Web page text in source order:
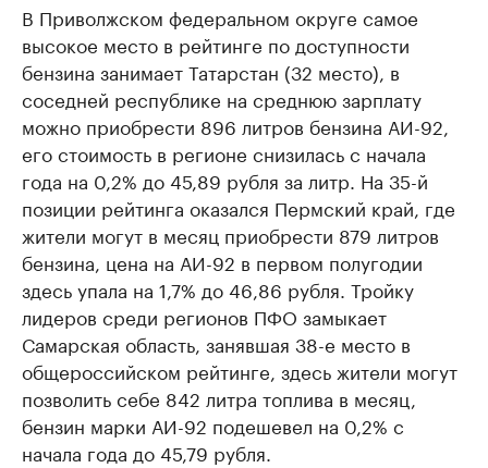
В Приволжском федеральном округе самое
высокое место в рейтинге по доступности
бензина занимает Татарстан (32 место), в
соседней республике на среднюю зарплату
можно приобрести 896 литров бензина АИ-92,
его стоимость в регионе снизилась с начала
года на 0,2% до 45,89 рубля за литр. На 35-й
позиции рейтинга оказался Пермский край, где
жители могут в месяц приобрести 879 литров
бензина, цена на АИ-92 в первом полугодии
здесь упала на 1,7% до 46,86 рубля. Тройку
лидеров среди регионов ПФО замыкает
Самарская область, занявшая 38-е место в
общероссийском рейтинге, здесь жители могут
позволить себе 842 литра топлива в месяц,
бензин марки АИ-92 подешевел на 0,2% с
начала года до 45,79 рубля.